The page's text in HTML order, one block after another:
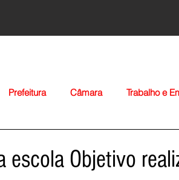
Prefeitura Câmara Trabalho e
escola Objetivo